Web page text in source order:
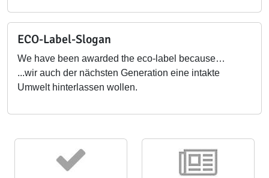
ECO-Label-Slogan
We have been awarded the eco-label because…
...wir auch der nächsten Generation eine intakte
Umwelt hinterlassen wollen.